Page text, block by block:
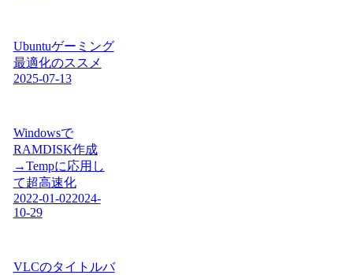
Ubuntuゲーミング
最適化のススメ
2025-07-13
Windowsで
RAMDISK作成
→Tempに応用し
て超高速化
2022-01-022024-
10-29
VLCのタイトルバ